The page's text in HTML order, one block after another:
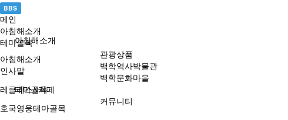
아침해소개
아침해소개
인사말
테마골목
호국영웅테마골목
BBS
메인
아침해소개
테마골목
관광상품
백학역사박물관
백학문화마을
레클리스&카페
커뮤니티